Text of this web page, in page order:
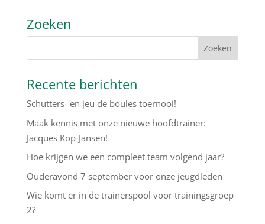
Zoeken
Recente berichten
Schutters- en jeu de boules toernooi!
Maak kennis met onze nieuwe hoofdtrainer:
Jacques Kop-Jansen!
Hoe krijgen we een compleet team volgend jaar?
Ouderavond 7 september voor onze jeugdleden
Wie komt er in de trainerspool voor trainingsgroep
2?